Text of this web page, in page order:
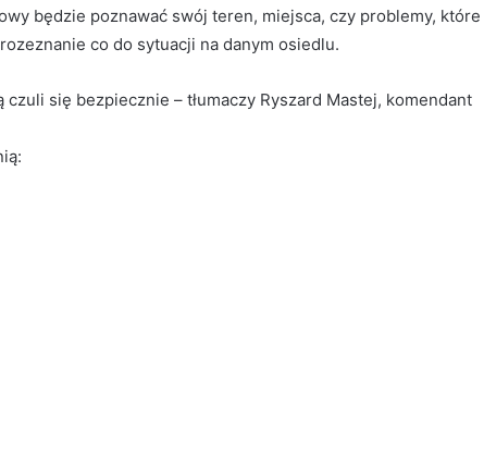
będzie poznawać swój teren, miejsca, czy problemy, które
co do sytuacji na danym osiedlu.
się bezpiecznie – tłumaczy Ryszard Mastej, komendant